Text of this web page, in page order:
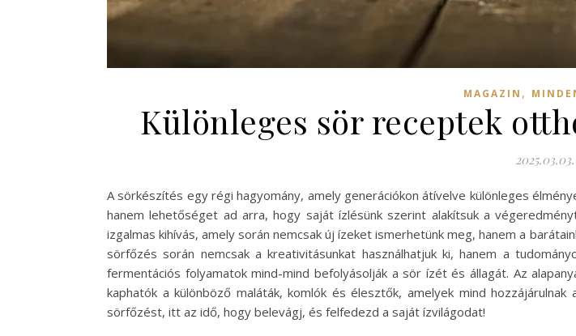
MAGAZIN ,
Különleges sör receptek
2025.03.03.
A sörkészítés egy régi hagyomány, amely generációkon átívelve különleges
hanem lehetőséget ad arra, hogy saját ízlésünk szerint alakítsuk a
izgalmas kihívás, amely során nemcsak új ízeket ismerhetünk meg, hanem a
sörfőzés során nemcsak a kreativitásunkat használhatjuk ki, hanem a
fermentációs folyamatok mind-mind befolyásolják a sör ízét és állagát. Az
kaphatók a különböző maláták, komlók és élesztők, amelyek mind
sörfőzést, itt az idő, hogy belevágj, és felfedezd a saját ízvilágodat!